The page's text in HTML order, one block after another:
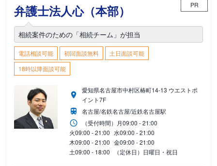
弁護士法人心（本部） PR
相続案件のための「相続チーム」が担当
電話相談可能 初回面談無料
土日面談可能
18時以降面談可能
愛知県名古屋市中村区椿町14-13 ウエストポ
イント7F
名古屋/名鉄名古屋/近鉄名古屋駅
（受付時間） 月09:00 - 21:00
火09:00 - 21:00 水09:00 - 21:00
木09:00 - 21:00 金09:00 - 21:00
土09:00 - 18:00 （定休日）日曜日・祝日